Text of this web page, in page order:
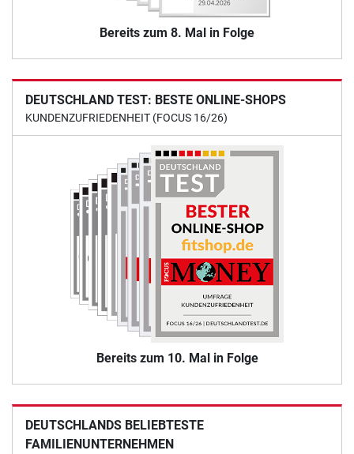
Bereits zum 8. Mal in Folge
DEUTSCHLAND TEST: BESTE ONLINE-SHOPS
KUNDENZUFRIEDENHEIT (FOCUS 16/26)
Bereits zum 10. Mal in Folge
DEUTSCHLANDS BELIEBTESTE
FAMILIENUNTERNEHMEN